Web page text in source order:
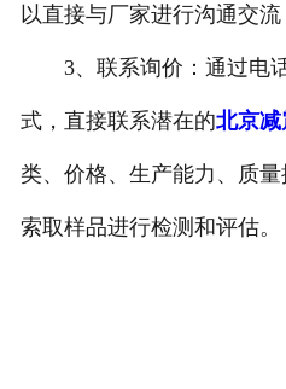
以直接与厂家进行沟通交流
3、联系询价：通过电
式，直接联系潜在的北京
类、价格、生产能力、质
索取样品进行检测和评估。